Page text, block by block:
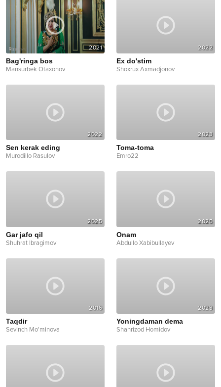
2021
Bag'ringa bos
Mansurbek Otaxonov
2022
Ex do'stim
Shoxrux Axmadjonov
2022
Sen kerak eding
Murodillo Rasulov
2023
Toma-toma
Emro22
2025
Gar jafo qil
Shuhrat Ibragimov
2025
Onam
Abdullo Xabibullayev
2016
Taqdir
Sevinch Mo'minova
2023
Yoningdaman dema
Shahrizod Homidov